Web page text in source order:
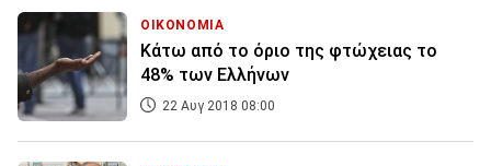
ΟΙΚΟΝΟΜΙΑ
Κάτω από το όριο της φτώχειας το
48% των Ελλήνων
22 Αυγ 2018 08:00